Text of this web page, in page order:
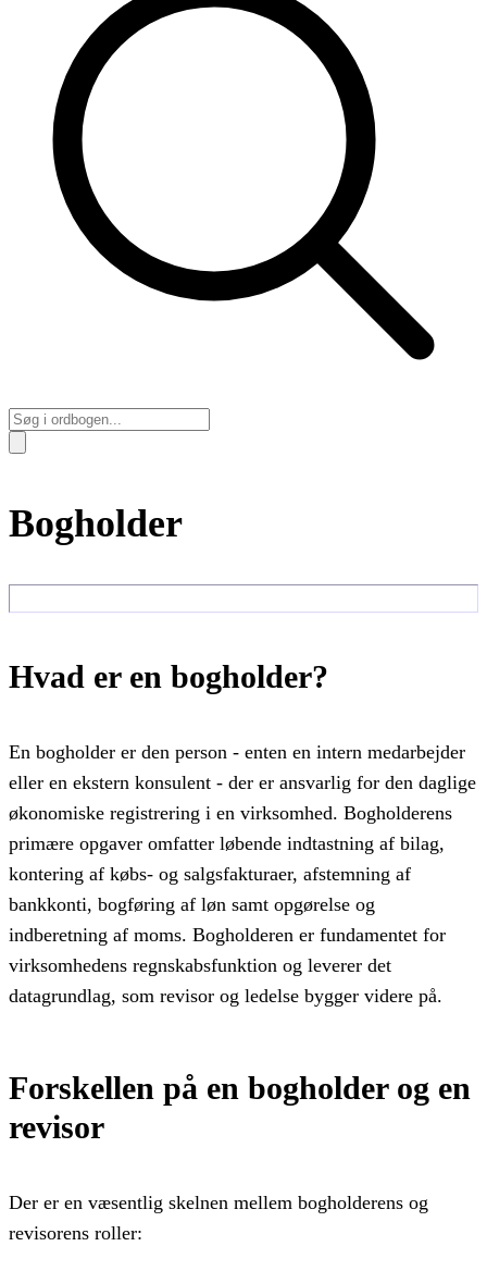
Bogholder
Hvad er en bogholder?
En bogholder er den person - enten en intern medarbejder
eller en ekstern konsulent - der er ansvarlig for den daglige
økonomiske registrering i en virksomhed. Bogholderens
primære opgaver omfatter løbende indtastning af bilag,
kontering af købs- og salgsfakturaer, afstemning af
bankkonti, bogføring af løn samt opgørelse og
indberetning af moms. Bogholderen er fundamentet for
virksomhedens regnskabsfunktion og leverer det
datagrundlag, som revisor og ledelse bygger videre på.
Forskellen på en bogholder og en
revisor
Der er en væsentlig skelnen mellem bogholderens og
revisorens roller: